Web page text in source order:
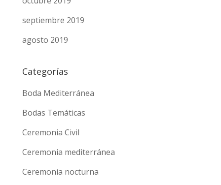
septiembre 2019
agosto 2019
Categorías
Boda Mediterránea
Bodas Temáticas
Ceremonia Civil
Ceremonia mediterránea
Ceremonia nocturna